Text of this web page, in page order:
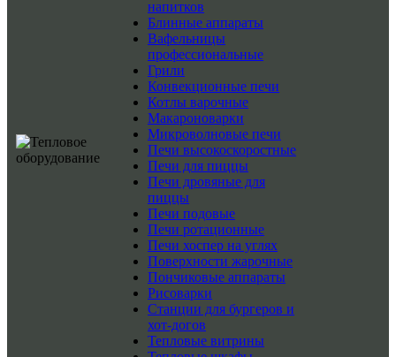
напитков
Блинные аппараты
Вафельницы
профессиональные
Грили
Конвекционные печи
Котлы варочные
Макароноварки
Микроволновые печи
Печи высокоскоростные
Печи для пиццы
Печи дровяные для
пиццы
Печи подовые
Печи ротационные
Печи хоспер на углях
Поверхности жарочные
Пончиковые аппараты
Рисоварки
Станции для бургеров и
хот-догов
Тепловые витрины